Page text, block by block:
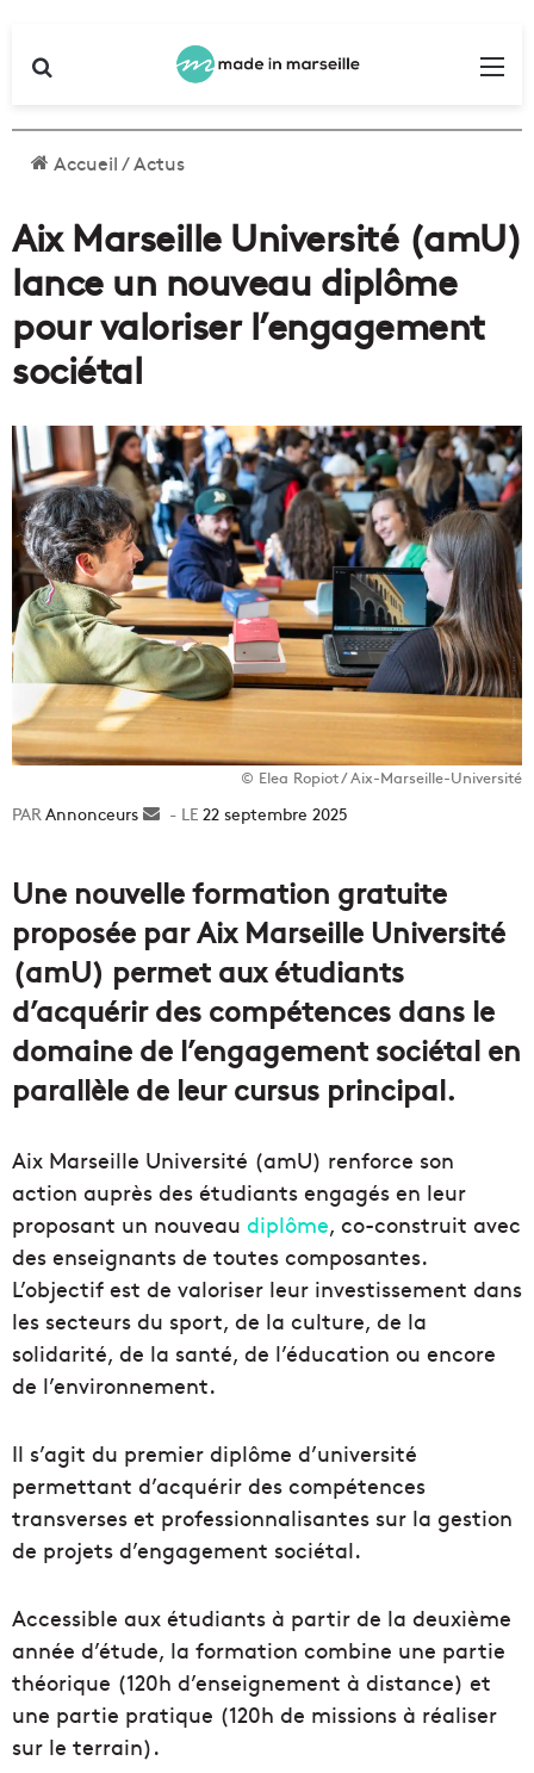
Accueil/Actus
Aix Marseille Université (amU)
lance un nouveau diplôme
pour valoriser l’engagement
sociétal
© Elea Ropiot / Aix-Marseille-Université
Annonceurs
Envoyer22 septembre 2025
Une nouvelle formation gratuite
proposée par Aix Marseille Université
(amU) permet aux étudiants
d’acquérir des compétences dans le
domaine de l’engagement sociétal en
parallèle de leur cursus principal.
Aix Marseille Université (amU) renforce son
action auprès des étudiants engagés en leur
proposant un nouveau diplôme, co-construit avec
des enseignants de toutes composantes.
L’objectif est de valoriser leur investissement dans
les secteurs du sport, de la culture, de la
solidarité, de la santé, de l’éducation ou encore
de l’environnement.
Il s’agit du premier diplôme d’université
permettant d’acquérir des compétences
transverses et professionnalisantes sur la gestion
de projets d’engagement sociétal.
Accessible aux étudiants à partir de la deuxième
année d’étude, la formation combine une partie
théorique (120h d’enseignement à distance) et
une partie pratique (120h de missions à réaliser
sur le terrain).